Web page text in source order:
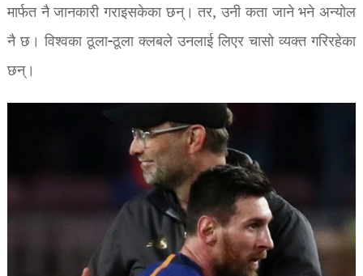
मार्फत नै जानकारी गराइसकेका छन्। तर, उनी कता जाने भने अन्योल
नै छ। विश्वका ठूला-ठूला क्लबले उनलाई लिएर चासो व्यक्त गरिरहेका
छन्।